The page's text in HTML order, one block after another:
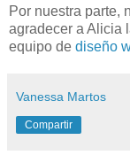
Por nuestra parte,
agradecer a Alicia
equipo de diseño
Vanessa Martos
Compartir